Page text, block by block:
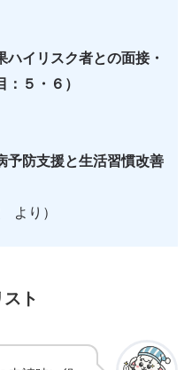
イリスク者との面接・
５・６）
防支援と生活習慣改善
より）
ト